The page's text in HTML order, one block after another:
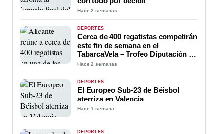
Hace 2 semanas
DEPORTES
Cerca de 400 regatistas competirán
este fin de semana en el
TabarcaVela – Trofeo Diputación de
Alicante
Hace 2 semanas
DEPORTES
El Europeo Sub-23 de Béisbol
aterriza en Valencia
Hace 1 semana
DEPORTES